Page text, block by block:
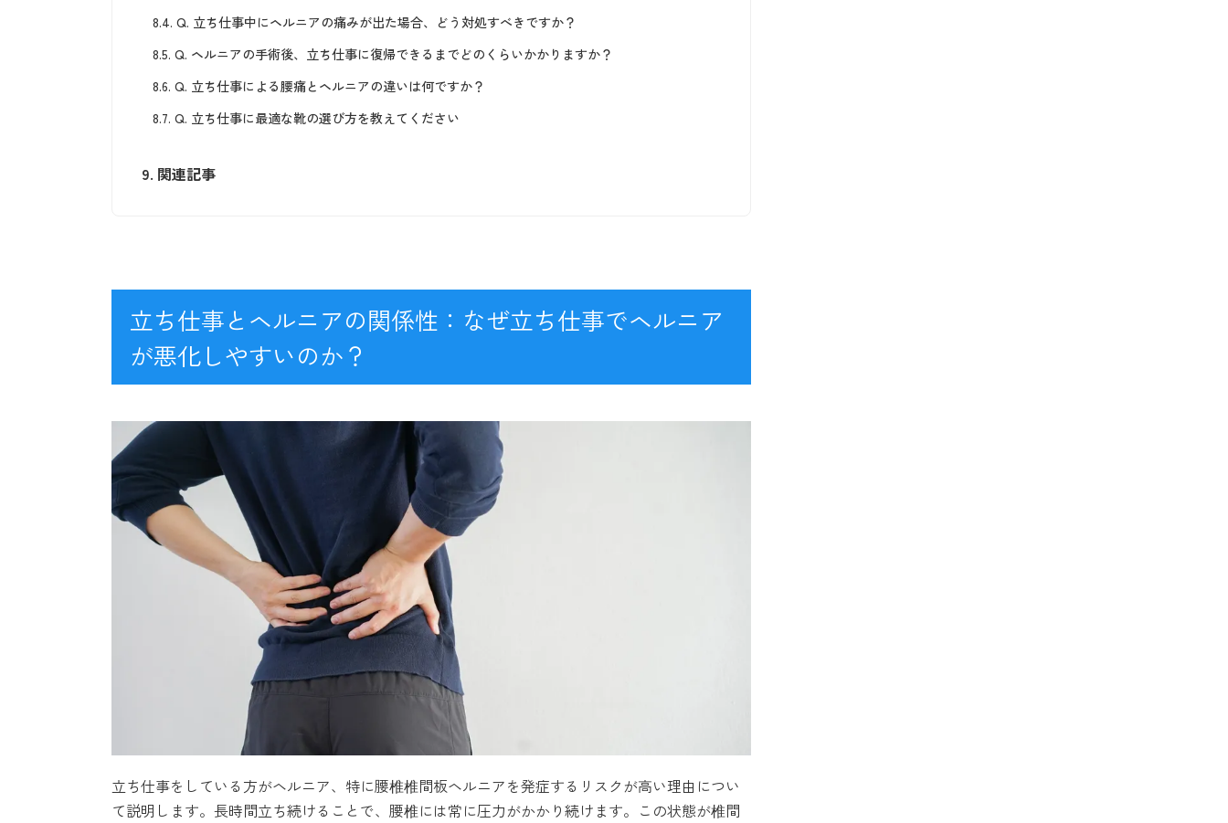
8.4. Q. 立ち仕事中にヘルニアの痛みが出た場合、どう対処すべきですか？
8.5. Q. ヘルニアの手術後、立ち仕事に復帰できるまでどのくらいかかりますか？
8.6. Q. 立ち仕事による腰痛とヘルニアの違いは何ですか？
8.7. Q. 立ち仕事に最適な靴の選び方を教えてください
9. 関連記事
立ち仕事とヘルニアの関係性：なぜ立ち仕事でヘルニア
が悪化しやすいのか？
立ち仕事をしている方がヘルニア、特に腰椎椎間板ヘルニアを発症するリスクが高い理由につい
て説明します。長時間立ち続けることで、腰椎には常に圧力がかかり続けます。この状態が椎間